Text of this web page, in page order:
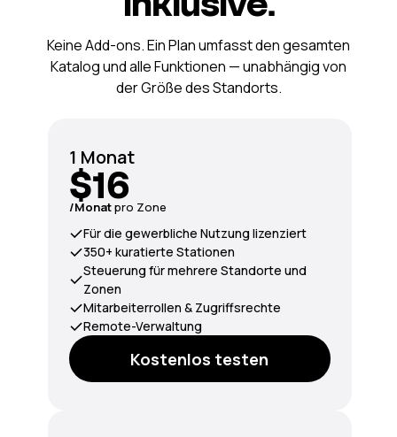
1 Monat
$16
/Monatpro Zone
Für die gewerbliche Nutzung lizenziert
350+ kuratierte Stationen
Steuerung für mehrere Standorte und
Zonen
Mitarbeiterrollen & Zugriffsrechte
Remote-Verwaltung
Kostenlos testen
Keine Add-ons. Ein Plan umfasst den gesamten
Katalog und alle Funktionen — unabhängig von
der Größe des Standorts.